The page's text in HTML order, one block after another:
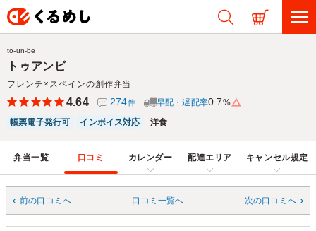
トゥアンビ
フレンチ×スペインの創作弁当
to-un-be
4.64 274件 早配・遅配率0.7%
帳票電子発行可
インボイス対応 洋食
弁当一覧 口コミ カレンダー 配達エリア キャンセル規定
前の口コミへ 口コミ一覧へ 次の口コミへ